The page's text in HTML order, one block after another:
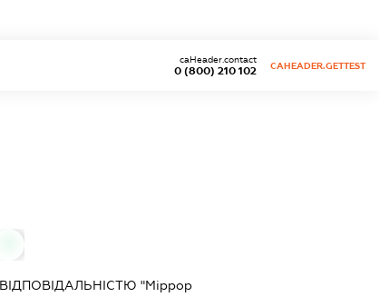
0 (800) 210 102
caHeader.contact
CAHEADER.GETTEST
"Міррор